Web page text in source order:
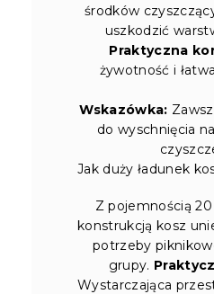
środków
uszkodzić
Praktyczna
żywotność i
Wskazówka:
do wyschnięcia
Jak duży ładunek
Z pojemnością
konstrukcją kosz
potrzeby
grupy.
Wystarczająca